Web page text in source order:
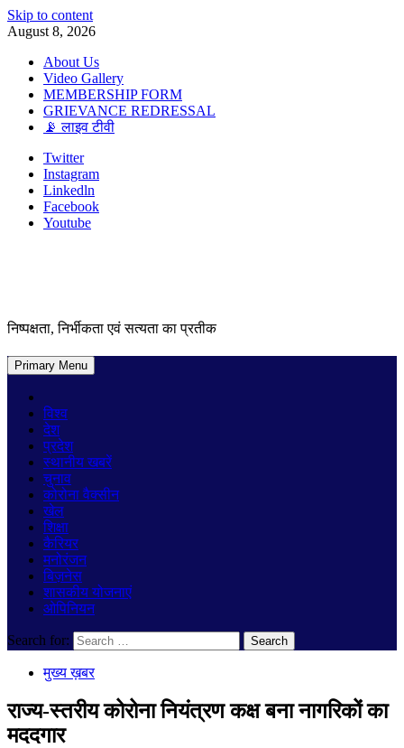
Skip to content
August 8, 2026
About Us
Video Gallery
MEMBERSHIP FORM
GRIEVANCE REDRESSAL
📡 लाइव टीवी
Twitter
Instagram
Linkedln
Facebook
Youtube
निष्पक्षता, निर्भीकता एवं सत्यता का प्रतीक
Primary Menu
विश्व
देश
प्रदेश
स्थानीय खबरें
चुनाव
कोरोना वैक्सीन
खेल
शिक्षा
कैरियर
मनोरंजन
बिज़नेस
शासकीय योजनाएं
ओपिनियन
Search for:
मुख्य ख़बर
राज्य-स्तरीय कोरोना नियंत्रण कक्ष बना नागरिकों का
मददगार